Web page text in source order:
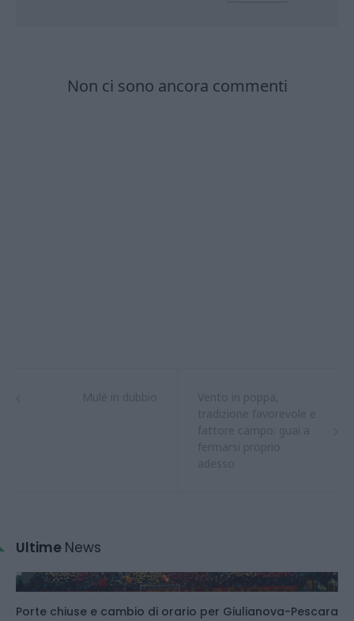
Ultime News
Porte chiuse e cambio di orario per Giulianova-Pescara